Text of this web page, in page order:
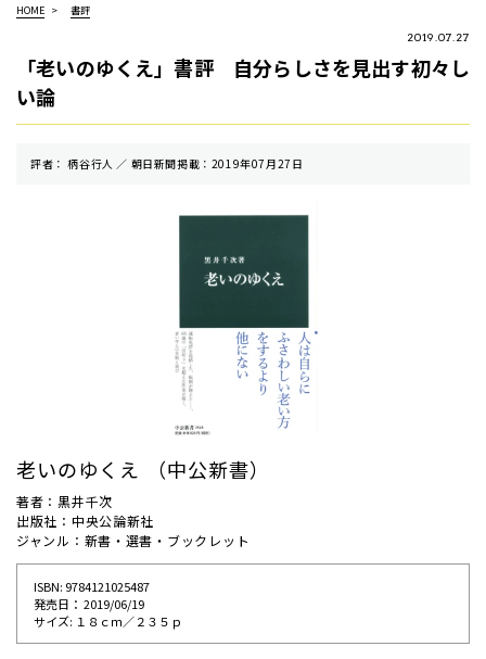
HOME 書評
2019.07.27
「老いのゆくえ」書評 自分らしさを見出す初々し
い論
評者： 柄谷行人 ／ 朝⽇新聞掲載：2019年07月27日
老いのゆくえ （中公新書）
著者：黒井千次
出版社：中央公論新社
ジャンル：新書・選書・ブックレット
ISBN: 9784121025487
発売⽇： 2019/06/19
サイズ: １８ｃｍ／２３５ｐ